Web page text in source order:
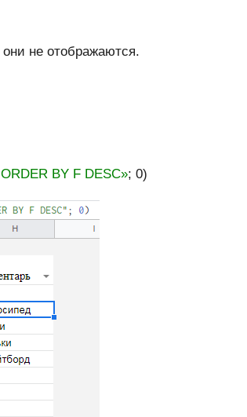
не отображаются.
BY F DESC»; 0)